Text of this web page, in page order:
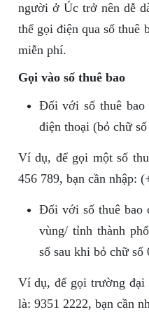
người ở Úc trở nên dễ
thể gọi điện qua số thuê
miễn phí.
Gọi vào số thuê bao
Đối với số thuê
điện thoại (bỏ chữ
Ví dụ, để gọi một số
456 789, bạn cần nhập:
Đối với số thuê bao
vùng/ tỉnh thành
số sau khi bỏ chữ số
Ví dụ, để gọi trường đại
là: 9351 2222, bạn cần